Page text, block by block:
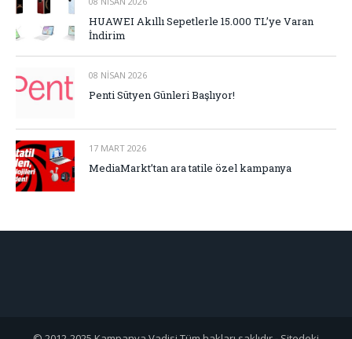
HUAWEI Akıllı Sepetlerle 15.000 TL’ye Varan
İndirim
08 NISAN 2026
Penti Sütyen Günleri Başlıyor!
17 MART 2026
MediaMarkt’tan ara tatile özel kampanya